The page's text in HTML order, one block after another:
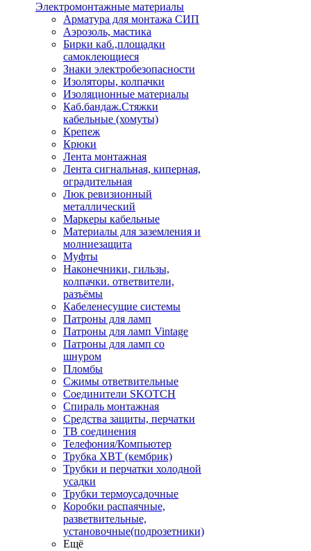
Электромонтажные материалы
Арматура для монтажа СИП
Аэрозоль, мастика
Бирки каб.,площадки
самоклеющиеся
Знаки электробезопасности
Изоляторы, колпачки
Изоляционные материалы
Каб.бандаж.Стяжки
кабельные (хомуты)
Крепеж
Крюки
Лента монтажная
Лента сигнальная, киперная,
оградительная
Люк ревизионный
металлический
Маркеры кабельные
Материалы для заземления и
молниезащита
Муфты
Наконечники, гильзы,
колпачки. ответвители,
разъёмы
Кабеленесущие системы
Патроны для ламп
Патроны для ламп Vintage
Патроны для ламп со
шнуром
Пломбы
Сжимы ответвительные
Соединители SKOTCH
Спираль монтажная
Средства защиты, перчатки
ТВ соединения
Телефония/Компьютер
Трубка ХВТ (кембрик)
Трубки и перчатки холодной
усадки
Трубки термоусадочные
Коробки распаячные,
разветвительные,
установочные(подрозетники)
Ещё